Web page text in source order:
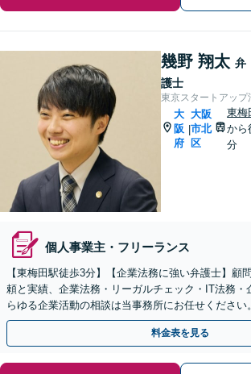
幾野 翔太 弁
護士
東京スタートアッ
大
阪
府
|
大阪
市北
区
東梅
から
分
個人事業主・フリーランス
【東梅田駅徒歩3分】【企業法務に強い弁護士】顧
頼と実績、企業法務・リーガルチェック・IT法務・
らゆる企業活動の相談は当事務所にお任せください
ルやWEB会議にも対応】
料金表を見る